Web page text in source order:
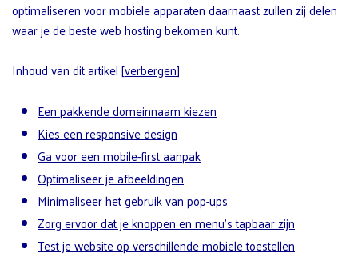
optimaliseren voor mobiele apparaten daarnaast zullen zij delen
waar je de beste web hosting bekomen kunt.
Inhoud van dit artikel[verbergen]
Een pakkende domeinnaam kiezen
Kies een responsive design
Ga voor een mobile-first aanpak
Optimaliseer je afbeeldingen
Minimaliseer het gebruik van pop-ups
Zorg ervoor dat je knoppen en menu’s tapbaar zijn
Test je website op verschillende mobiele toestellen